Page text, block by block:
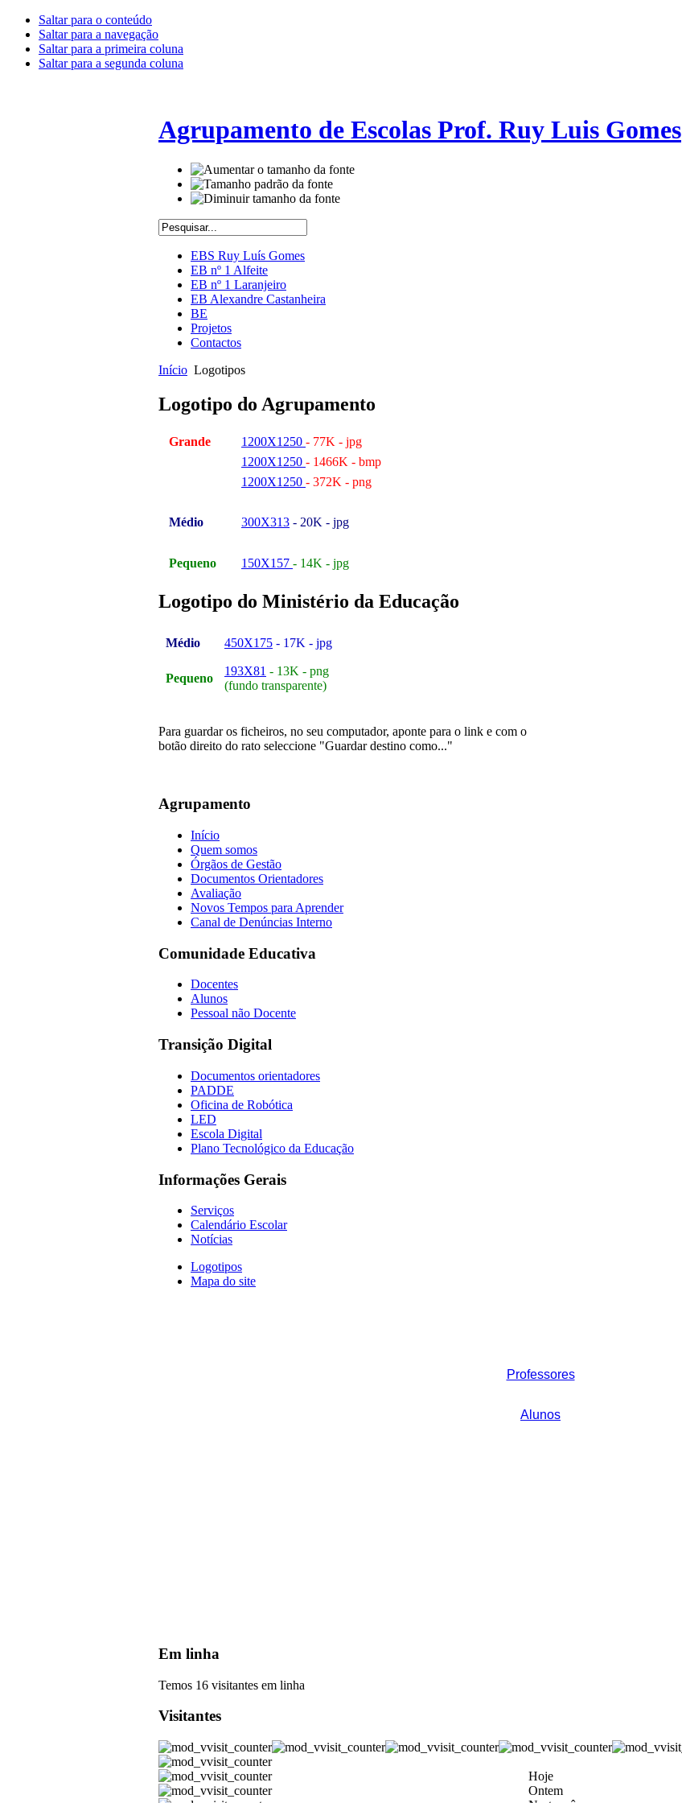
Saltar para o conteúdo
Saltar para a navegação
Saltar para a primeira coluna
Saltar para a segunda coluna
Agrupamento de Escolas Prof. Ruy Luis Gomes
EBS Ruy Luís Gomes
EB nº 1 Alfeite
EB nº 1 Laranjeiro
EB Alexandre Castanheira
BE
Projetos
Contactos
Início Logotipos
Logotipo do Agrupamento
Grande 1200X1250 - 77K - jpg
1200X1250 - 1466K - bmp
1200X1250 - 372K - png
Médio 300X313 - 20K - jpg
Pequeno 150X157 - 14K - jpg
Logotipo do Ministério da Educação
Médio 450X175 - 17K - jpg
Pequeno
193X81 - 13K - png
(fundo transparente)
Para guardar os ficheiros, no seu computador, aponte para o link e com o
botão direito do rato seleccione "Guardar destino como..."
Agrupamento
Início
Quem somos
Órgãos de Gestão
Documentos Orientadores
Avaliação
Novos Tempos para Aprender
Canal de Denúncias Interno
Comunidade Educativa
Docentes
Alunos
Pessoal não Docente
Transição Digital
Documentos orientadores
PADDE
Oficina de Robótica
LED
Escola Digital
Plano Tecnológico da Educação
Informações Gerais
Serviços
Calendário Escolar
Notícias
Logotipos
Mapa do site
Professores
Alunos
Em linha
Temos 16 visitantes em linha
Visitantes
Hoje
Ontem